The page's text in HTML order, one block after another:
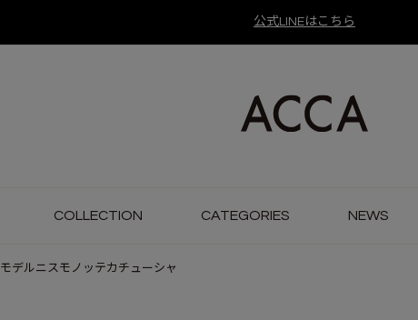
公式LINEはこちら
COLLECTION CATEGORIES NEWS
モデルニスモノッテカチューシャ